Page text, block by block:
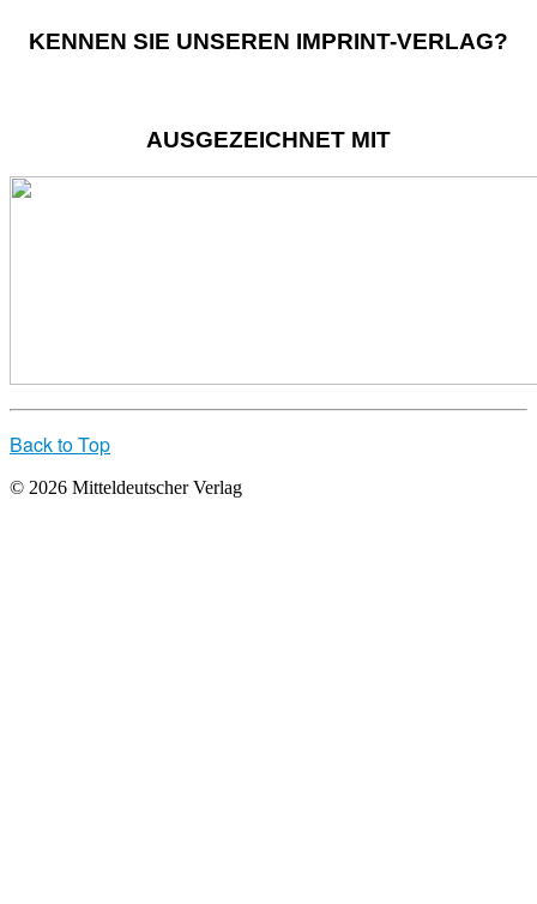
KENNEN SIE UNSEREN IMPRINT-VERLAG?
AUSGEZEICHNET MIT
Back to Top
© 2026 Mitteldeutscher Verlag